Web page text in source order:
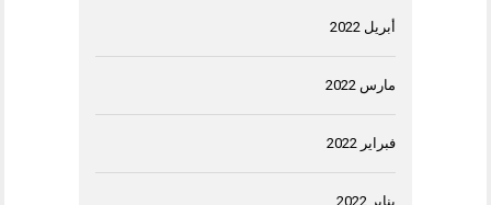
أبريل 2022
مارس 2022
فبراير 2022
يناير 2022